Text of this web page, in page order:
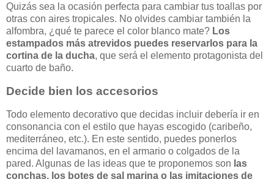
Quizás sea la ocasión perfecta para cambiar tus toallas por
otras con aires tropicales. No olvides cambiar también la
alfombra, ¿qué te parece el color blanco mate? Los
estampados más atrevidos puedes reservarlos para la
cortina de la ducha, que será el elemento protagonista del
cuarto de baño.
Decide bien los accesorios
Todo elemento decorativo que decidas incluir debería ir en
consonancia con el estilo que hayas escogido (caribeño,
mediterráneo, etc.). En este sentido, puedes ponerlos
encima del lavamanos, en el armario o colgados de la
pared. Algunas de las ideas que te proponemos son las
conchas, los botes de sal marina o las imitaciones de